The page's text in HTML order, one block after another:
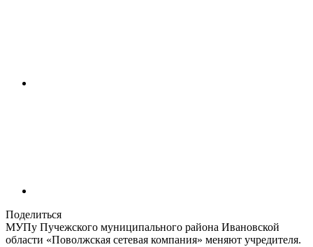
Поделиться
МУПу Пучежского муниципального района Ивановской
области «Поволжская сетевая компания» меняют учредителя.